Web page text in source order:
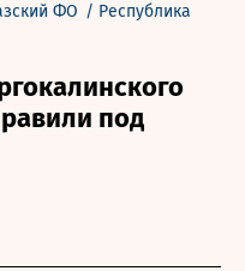
ФО / Республика
под